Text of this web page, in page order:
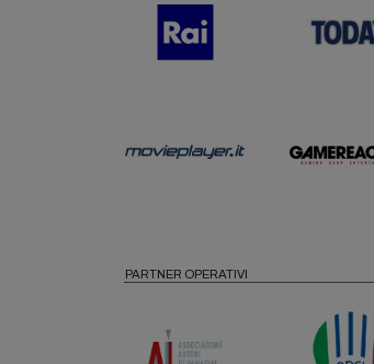
PARTNER OPERATIVI